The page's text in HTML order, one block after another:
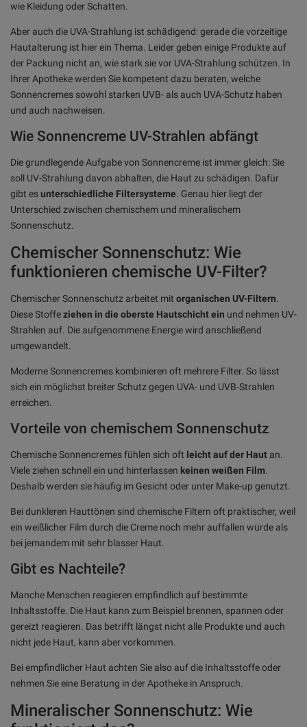
wie Kleidung oder Schatten.
Aber auch die UVA-Strahlung ist schädigend: gerade die vorzeitige
Hautalterung ist hier ein Thema. Leider geben einige Produkte auf
der Packung nicht an, wie stark sie vor UVA-Strahlung schützen. In
Ihrer Apotheke werden Sie kompetent dazu beraten, welche
Sonnencremes sowohl starken UVB- als auch UVA-Schutz haben
und auch nachweisen.
Wie Sonnencreme UV-Strahlen abfängt
Die grundlegende Aufgabe von Sonnencreme ist immer gleich: Sie
soll UV-Strahlung davon abhalten, die Haut zu schädigen. Dafür
gibt esunterschiedliche Filtersysteme. Genau hier liegt der
Unterschied zwischen chemischem und mineralischem
Sonnenschutz.
Chemischer Sonnenschutz: Wie
funktionieren chemische UV-Filter?
Chemischer Sonnenschutz arbeitet mit organischen UV-Filtern.
Diese Stoffeziehen in die oberste Hautschicht ein und nehmen UV-
Strahlen auf. Die aufgenommene Energie wird anschließend
umgewandelt.
Moderne Sonnencremes kombinieren oft mehrere Filter. So lässt
sich ein möglichst breiter Schutz gegen UVA- und UVB-Strahlen
erreichen.
Vorteile von chemischem Sonnenschutz
Chemische Sonnencremes fühlen sich oft leicht auf der Haut an.
Viele ziehen schnell ein und hinterlassen keinen weißen Film.
Deshalb werden sie häufig im Gesicht oder unter Make-up genutzt.
Bei dunkleren Hauttönen sind chemische Filtern oft praktischer, weil
ein weißlicher Film durch die Creme noch mehr auffallen würde als
bei jemandem mit sehr blasser Haut.
Gibt es Nachteile?
Manche Menschen reagieren empfindlich auf bestimmte
Inhaltsstoffe. Die Haut kann zum Beispiel brennen, spannen oder
gereizt reagieren. Das betrifft längst nicht alle Produkte und auch
nicht jede Haut, kann aber vorkommen.
Bei empfindlicher Haut achten Sie also auf die Inhaltsstoffe oder
nehmen Sie eine Beratung in der Apotheke in Anspruch.
Mineralischer Sonnenschutz: Wie